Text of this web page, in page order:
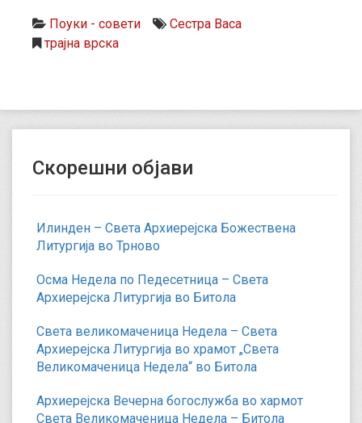
Поуки - совети
Сестра Васа
трајна врска
Скорешни објави
Илинден – Света Архиерејска Божествена
Литургија во Трново
Осма Недела по Педесетница – Света
Архиерејска Литургија во Битола
Света великомаченица Недела – Света
Архиерејска Литургија во храмот „Света
Великомаченица Недела“ во Битола
Архиерејска Вечерна богослужба во хармот
Света Великомаченица Недела – Битола